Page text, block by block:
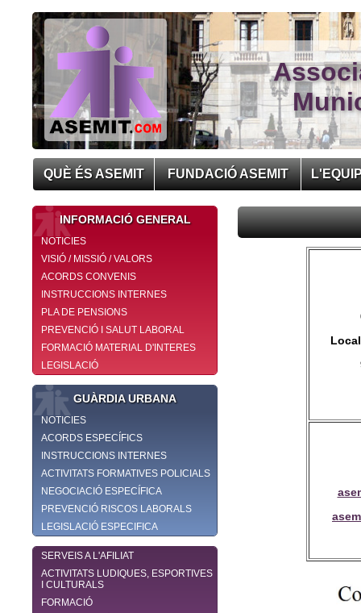
QUÈ ÉS ASEMIT FUNDACIÓ ASEMIT
INFORMACIÓ GENERAL
NOTICIES
VISIÓ / MISSIÓ / VALORS
ACORDS CONVENIS
INSTRUCCIONS INTERNES
PLA DE PENSIONS
PREVENCIÓ I SALUT LABORAL
FORMACIÓ MATERIAL D'INTERES
LEGISLACIÓ
GUÀRDIA URBANA
NOTICIES
ACORDS ESPECÍFICS
INSTRUCCIONS INTERNES
ACTIVITATS FORMATIVES POLICIALS
NEGOCIACIÓ ESPECÍFICA
PREVENCIÓ RISCOS LABORALS
LEGISLACIÓ ESPECIFICA
SERVEIS A L'AFILIAT
ACTIVITATS LUDIQUES, ESPORTIVES
I CULTURALS
FORMACIÓ